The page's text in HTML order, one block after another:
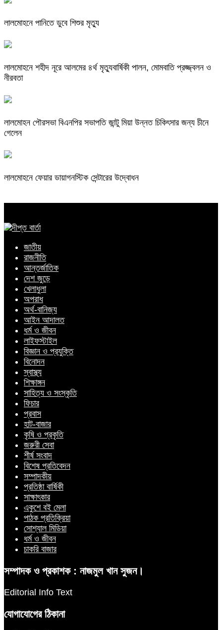
লালমোহনে পানিতে ডুবে শিশুর মৃত্যু
লালমোহনে শহীদ নূরে আলমের ৪র্থ মৃত্যুবার্ষিকী পালন, মোমবাতি প্রজ্জ্বলন ও
নীরবতা
লালমোহন পৌরসভা বিএনপির সভাপতি জান্টু মিয়া উন্নত চিকিৎসার জন্য চীনে
গেলেন
লালমোহনে ফেয়ার ডায়াগনস্টিক সেন্টারের উদ্বোধন
জাতীয়
রাজনীতি
আন্তর্জাতিক
দেশ জুড়ে
খেলাধুলা
অপরাধ
অর্থ-বানিজ্য
আইন আদালত
ধর্ম ও জীবন
লাইফস্টাইল
বিজ্ঞান ও প্রযুক্তি
বিনোদন
স্বাস্থ্য
শিক্ষাঙ্গন
সাহিত্য ও সংস্কৃতি
ফিচার
প্রবাস
হাট-বাজার
কৃষি ও প্রকৃতি
জরুরী সেবা
শীর্ষ সংবাদ
বিশেষ প্রতিবেদন
সম্পাদকীয়
প্রতিষ্ঠা বার্ষিকী
সাক্ষাৎকার
একুশে বই মেলা
পাঠক প্রতিক্রিয়া
সোশ্যাল মিডিয়া
ধর্ম ও জীবন
চাকরি বাজার
সম্পাদক ও প্রকাশক : নাজমুল খান সুজন।
Editorial Info Text
যোগাযোগের ঠিকানা